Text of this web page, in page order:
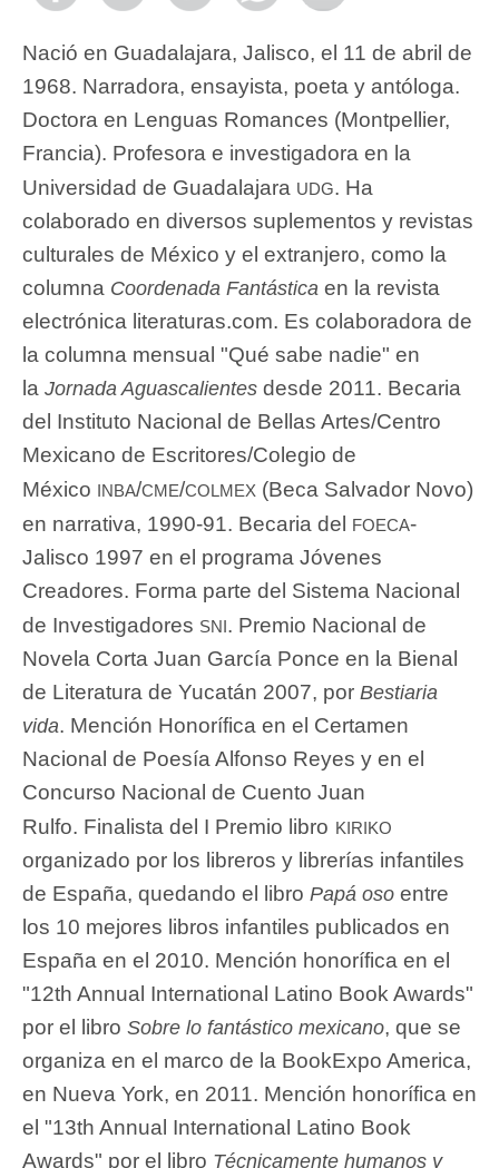
Nació en Guadalajara, Jalisco, el 11 de abril de
1968. Narradora, ensayista, poeta y antóloga.
Doctora en Lenguas Romances (Montpellier,
Francia). Profesora e investigadora en la
Universidad de Guadalajara udg. Ha
colaborado en diversos suplementos y revistas
culturales de México y el extranjero, como la
columna Coordenada Fantástica en la revista
electrónica literaturas.com. Es colaboradora de
la columna mensual "Qué sabe nadie" en
la Jornada Aguascalientes desde 2011. Becaria
del Instituto Nacional de Bellas Artes/Centro
Mexicano de Escritores/Colegio de
México inba/cme/colmex (Beca Salvador Novo)
en narrativa, 1990-91. Becaria del foeca-
Jalisco 1997 en el programa Jóvenes
Creadores. Forma parte del Sistema Nacional
de Investigadores sni. Premio Nacional de
Novela Corta Juan García Ponce en la Bienal
de Literatura de Yucatán 2007, por Bestiaria
vida. Mención Honorífica en el Certamen
Nacional de Poesía Alfonso Reyes y en el
Concurso Nacional de Cuento Juan
Rulfo. Finalista del I Premio libro kiriko
organizado por los libreros y librerías infantiles
de España, quedando el libro Papá oso entre
los 10 mejores libros infantiles publicados en
España en el 2010. Mención honorífica en el
"12th Annual International Latino Book Awards"
por el libro Sobre lo fantástico mexicano, que se
organiza en el marco de la BookExpo America,
en Nueva York, en 2011. Mención honorífica en
el "13th Annual International Latino Book
Awards" por el libro Técnicamente humanos y